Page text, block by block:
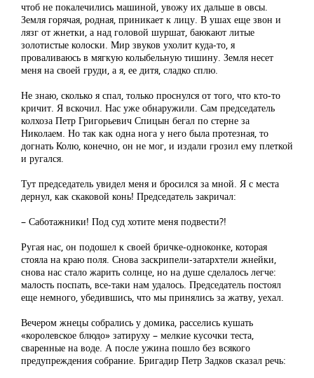
чтоб не покалечились машиной, увожу их дальше в овсы.
Земля горячая, родная, приникает к лицу. В ушах еще звон и
лязг от жнетки, а над головой шуршат, баюкают литые
золотистые колоски. Мир звуков ухолит куда-то, я
проваливаюсь в мягкую колыбельную тишину. Земля несет
меня на своей груди, а я, ее дитя, сладко сплю.
Не знаю, сколько я спал, только проснулся от того, что кто-то
кричит. Я вскочил. Нас уже обнаружили. Сам председатель
колхоза Петр Григорьевич Спицын бегал по стерне за
Николаем. Но так как одна нога у него была протезная, то
догнать Колю, конечно, он не мог, и издали грозил ему плеткой
и ругался.
Тут председатель увидел меня и бросился за мной. Я с места
дернул, как скаковой конь! Председатель закричал:
– Саботажники! Под суд хотите меня подвести?!
Ругая нас, он подошел к своей бричке-одноконке, которая
стояла на краю поля. Снова заскрипели-затархтели жнейки,
снова нас стало жарить солнце, но на душе сделалось легче:
малость поспать, все-таки нам удалось. Председатель постоял
еще немного, убедившись, что мы принялись за жатву, уехал.
Вечером жнецы собрались у домика, расселись кушать
«королевское блюдо» затируху – мелкие кусочки теста,
сваренные на воде. А после ужина пошло без всякого
предупреждения собрание. Бригадир Петр Задков сказал речь: